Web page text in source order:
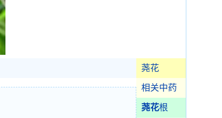
荛花
相关中药
荛花根